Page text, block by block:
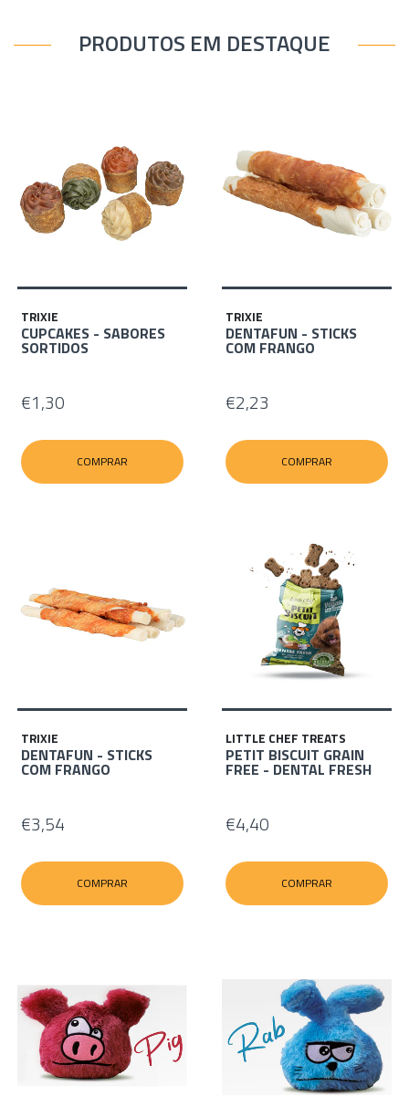
E
PRODUTOS EM DESTAQUE
TRIXIE
CUPCAKES - SABORES
SORTIDOS
€1,30
COMPRAR
TRIXIE
DENTAFUN - STICKS
COM FRANGO
€2,23
COMPRAR
TRIXIE
DENTAFUN - STICKS
COM FRANGO
€3,54
COMPRAR
LITTLE CHEF TREATS
PETIT BISCUIT GRAIN
FREE - DENTAL FRESH
€4,40
COMPRAR